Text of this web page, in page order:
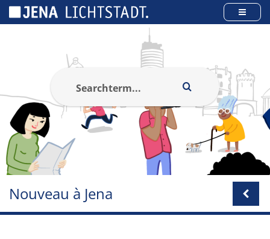
Nouveau à Jena
Panneau de gestion des cookies